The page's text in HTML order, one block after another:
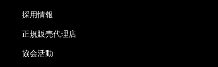
採用情報
正規販売代理店
協会活動